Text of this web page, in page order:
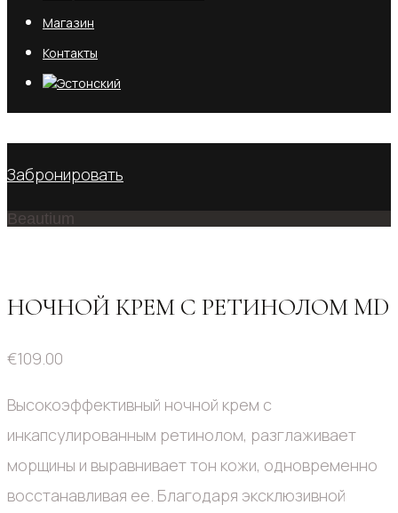
Магазин
Контакты
Забронировать
Beautium
НОЧНОЙ КРЕМ С РЕТИНОЛОМ MD
€109.00
Высокоэффективный ночной крем с
инкапсулированным ретинолом, разглаживает
морщины и выравнивает тон кожи, одновременно
восстанавливая ее. Благодаря эксклюзивной